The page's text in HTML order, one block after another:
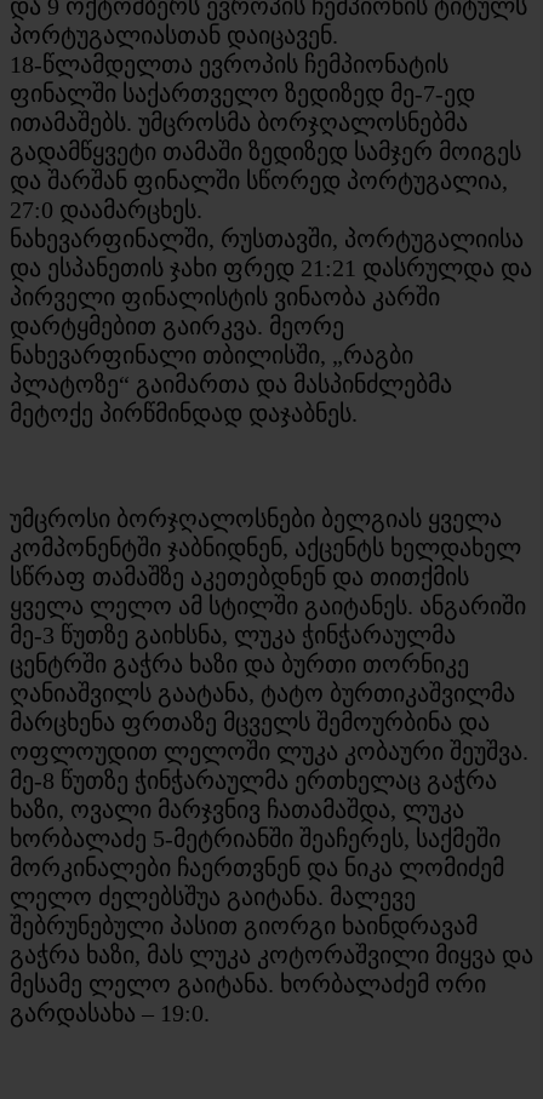
და 9 ოქტომბერს ევროპის ჩემპიონის ტიტულს
პორტუგალიასთან დაიცავენ.
18-წლამდელთა ევროპის ჩემპიონატის
ფინალში საქართველო ზედიზედ მე-7-ედ
ითამაშებს. უმცროსმა ბორჯღალოსნებმა
გადამწყვეტი თამაში ზედიზედ სამჯერ მოიგეს
და შარშან ფინალში სწორედ პორტუგალია,
27:0 დაამარცხეს.
ნახევარფინალში, რუსთავში, პორტუგალიისა
და ესპანეთის ჯახი ფრედ 21:21 დასრულდა და
პირველი ფინალისტის ვინაობა კარში
დარტყმებით გაირკვა. მეორე
ნახევარფინალი თბილისში, „რაგბი
პლატოზე“ გაიმართა და მასპინძლებმა
მეტოქე პირწმინდად დაჯაბნეს.
უმცროსი ბორჯღალოსნები ბელგიას ყველა
კომპონენტში ჯაბნიდნენ, აქცენტს ხელდახელ
სწრაფ თამაშზე აკეთებდნენ და თითქმის
ყველა ლელო ამ სტილში გაიტანეს. ანგარიში
მე-3 წუთზე გაიხსნა, ლუკა ჭინჭარაულმა
ცენტრში გაჭრა ხაზი და ბურთი თორნიკე
ღანიაშვილს გაატანა, ტატო ბურთიკაშვილმა
მარცხენა ფრთაზე მცველს შემოურბინა და
ოფლოუდით ლელოში ლუკა კობაური შეუშვა.
მე-8 წუთზე ჭინჭარაულმა ერთხელაც გაჭრა
ხაზი, ოვალი მარჯვნივ ჩათამაშდა, ლუკა
ხორბალაძე 5-მეტრიანში შეაჩერეს, საქმეში
მორკინალები ჩაერთვნენ და ნიკა ლომიძემ
ლელო ძელებსშუა გაიტანა. მალევე
შებრუნებული პასით გიორგი ხაინდრავამ
გაჭრა ხაზი, მას ლუკა კოტორაშვილი მიყვა და
მესამე ლელო გაიტანა. ხორბალაძემ ორი
გარდასახა – 19:0.